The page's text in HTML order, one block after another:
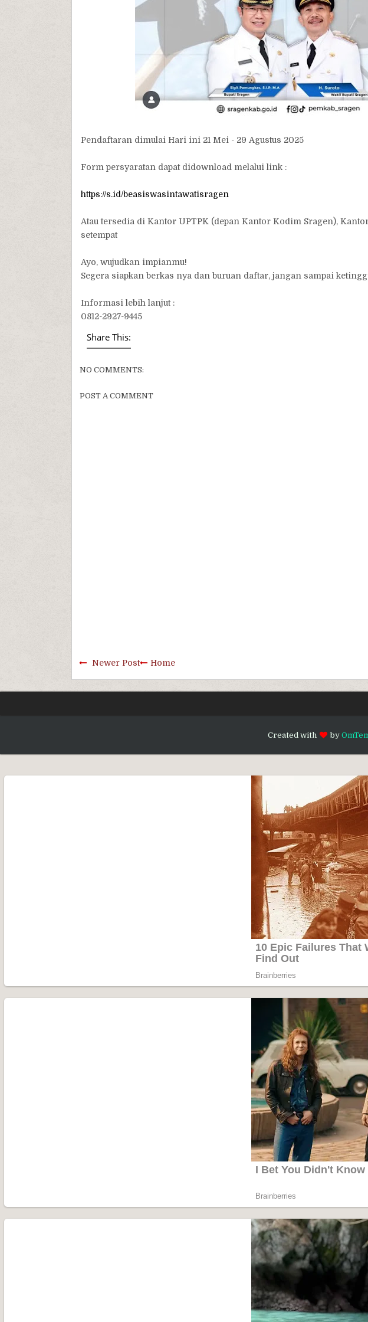
Pendaftaran dimulai Hari ini 21 Mei - 29 Agustus 2025
Form persyaratan dapat didownload melalui link :
https://s.id/beasiswasintawatisragen
Atau tersedia di Kantor UPTPK (depan Kantor Kodim Sragen),
setempat
Ayo, wujudkan impianmu!
Segera siapkan berkas nya dan buruan daftar, jangan sampai
Informasi lebih lanjut :
0812-2927-9445
Share This:
NO COMMENTS:
POST A COMMENT
Newer Post Home
Created with by